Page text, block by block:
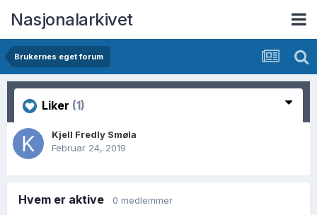
Nasjonalarkivet
Brukernes eget forum
Liker (1)
Kjell Fredly Smøla
Februar 24, 2019
Hvem er aktive 0 medlemmer